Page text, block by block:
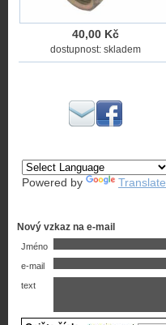
40,00 Kč
dostupnost: skladem
Powered by Translate
Nový vzkaz na e-mail
Jméno
e-mail
text